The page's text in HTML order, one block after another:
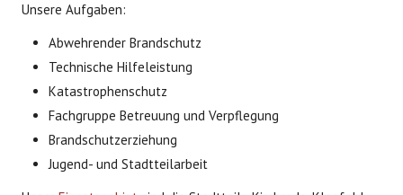
Unsere Aufgaben:
Abwehrender Brandschutz
Technische Hilfeleistung
Katastrophenschutz
Fachgruppe Betreuung und Verpflegung
Brandschutzerziehung
Jugend- und Stadtteilarbeit